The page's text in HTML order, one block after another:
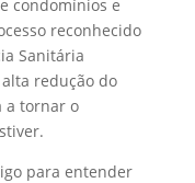
condomínios e
reconhecido
Sanitária
redução do
a tornar o
para entender